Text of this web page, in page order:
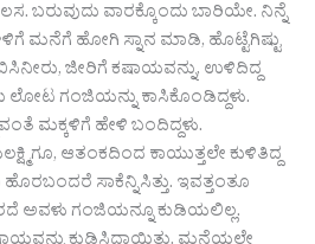
ಬರುವುದು ವಾರಕ್ಕೊಂದು ಬಾರಿಯೇ. ನಿನ್ನೆ
ಮನೆಗೆ ಹೋಗಿ ಸ್ನಾನ ಮಾಡಿ, ಹೊಟ್ಟೆಗಿಷ್ಟು
ಜೀರಿಗೆ ಕಷಾಯವನ್ನು, ಉಳಿದಿದ್ದ
ಲೋಟ ಗಂಜಿಯನ್ನು ಕಾಸಿಕೊಂಡಿದ್ದಳು.
ಮಕ್ಕಳಿಗೆ ಹೇಳಿ ಬಂದಿದ್ದಳು.
ಆತಂಕದಿಂದ ಕಾಯುತ್ತಲೇ ಕುಳಿತಿದ್ದ
ಸಾಕೆನ್ನಿಸಿತ್ತು. ಇವತ್ತಂತೂ
ಅವಳು ಗಂಜಿಯನ್ನೂ ಕುಡಿಯಲಿಲ್ಲ.